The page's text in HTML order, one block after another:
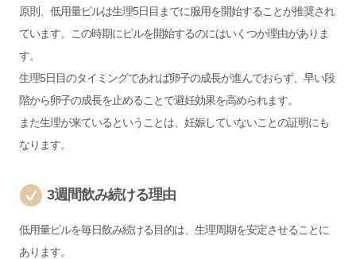
原則、低用量ピルは生理5日目までに服用を開始することが推奨され
ています。この時期にピルを開始するのにはいくつか理由がありま
す。
生理5日目のタイミングであれば卵子の成長が進んでおらず、早い段
階から卵子の成長を止めることで避妊効果を高められます。
また生理が来ているということは、妊娠していないことの証明にも
なります。
3週間飲み続ける理由
低用量ピルを毎日飲み続ける目的は、生理周期を安定させることに
あります。